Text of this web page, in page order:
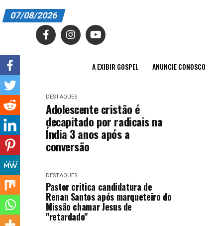
A EXIBIR GOSPEL
EDITORIAL
ENTREVISTAS
FINALIZAR COMPRA
HOME
07/08/2026
A EXIBIR GOSPEL ANUNCIE CONOSCO
DESTAQUES
Adolescente cristão é
decapitado por radicais na
Índia 3 anos após a
conversão
DESTAQUES
Pastor critica candidatura de
Renan Santos após marqueteiro do
Missão chamar Jesus de
"retardado"